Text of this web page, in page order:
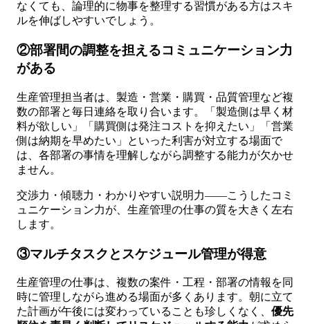
なくても、論理的に物事を整理する習慣がある方はスキ
ルを伸ばしやすいでしょう。
②部署間の調整を担えるコミュニケーション力
がある
生産管理担当者は、製造・営業・購買・品質管理など複
数の部署と毎日連絡を取り合います。「製造側は早く材
料が欲しい」「購買側は発注コストを抑えたい」「営業
側は納期を早めたい」といった利害が対立する場面で
は、各部署の事情を理解しながら調整する能力が欠かせ
ません。
交渉力・傾聴力・わかりやすい説明力——こうしたコミ
ュニケーション力が、生産管理の仕事の質を大きく左右
します。
③マルチタスクとスケジュール管理が得意
生産管理の仕事は、複数の案件・工程・部署の情報を同
時に管理しながら進める場面が多くあります。朝に立て
た計画が午後には変わっていることも珍しくなく、 優先